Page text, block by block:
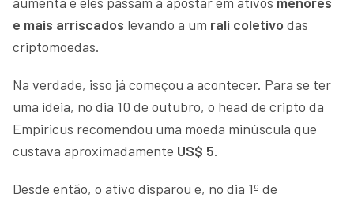
e mais arriscados levando a um rali coletivo das
criptomoedas.
Na verdade, isso já começou a acontecer. Para se ter
uma ideia, no dia 10 de outubro, o head de cripto da
Empiricus recomendou uma moeda minúscula que
custava aproximadamente US$ 5.
Desde então, o ativo disparou e, no dia 1º de